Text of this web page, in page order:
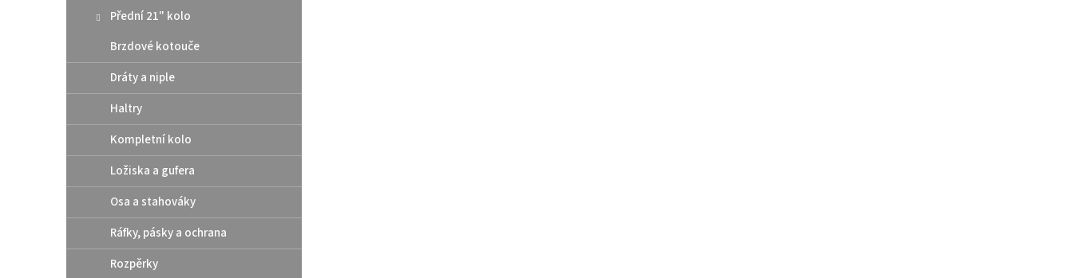
Přední 21" kolo
Brzdové kotouče
Dráty a niple
Haltry
Kompletní kolo
Ložiska a gufera
Osa a stahováky
Ráfky, pásky a ochrana
Rozpěrky